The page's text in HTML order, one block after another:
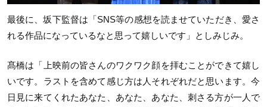
最後に、坂下監督は「SNS等の感想を読ませていただき、愛さ
れる作品になっているなと思って嬉しいです」としみじみ。
髙橋は「上映前の皆さんのワクワク顔を拝むことができて嬉し
いです。ラストを含めて感じ方は人それぞれだと思います。今
日見に来てくれたあなた、あなた、あなた、刺さる方が一人で